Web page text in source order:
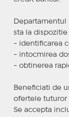
sta la dispozitie
- identificarea
- intocmirea
- obtinerea
Beneficiati de
ofertele tuturor
Se accepta